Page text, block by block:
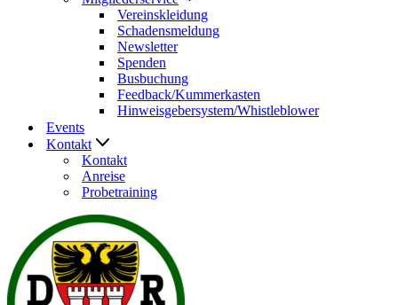
Vereinskleidung
Schadensmeldung
Newsletter
Spenden
Busbuchung
Feedback/Kummerkasten
Hinweisgebersystem/Whistleblower
Events
Kontakt
Kontakt
Anreise
Probetraining